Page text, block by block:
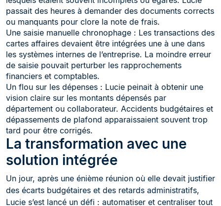
passait des heures à demander des documents corrects
ou manquants pour clore la note de frais.
Une saisie manuelle chronophage : Les transactions des
cartes affaires devaient être intégrées une à une dans
les systèmes internes de l’entreprise. La moindre erreur
de saisie pouvait perturber les rapprochements
financiers et comptables.
Un flou sur les dépenses : Lucie peinait à obtenir une
vision claire sur les montants dépensés par
département ou collaborateur. Accidents budgétaires et
dépassements de plafond apparaissaient souvent trop
tard pour être corrigés.
La transformation avec une
solution intégrée
Un jour, après une énième réunion où elle devait justifier
des écarts budgétaires et des retards administratifs,
Lucie s’est lancé un défi : automatiser et centraliser tout